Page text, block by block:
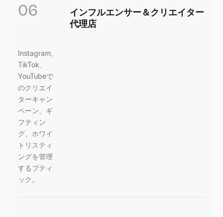
06
インフルエンサー＆クリエイター
代理店
Instagram、
TikTok、
YouTubeで
のクリエイ
ターキャン
ペーン、ギ
フティン
グ、ホワイ
トリスティ
ングを管理
するブティ
ック。